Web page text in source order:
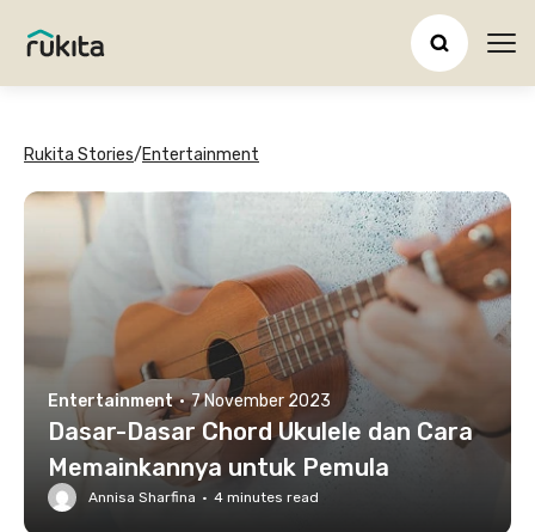
Rukita Stories/Entertainment
Entertainment · 7 November 2023
Dasar-Dasar Chord Ukulele dan Cara
Memainkannya untuk Pemula
Annisa Sharfina · 4 minutes read